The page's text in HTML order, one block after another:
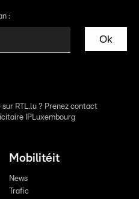
:
Ok
RTL.lu ? Prenez contact
IPLuxembourg
Mobilitéit
News
Trafic